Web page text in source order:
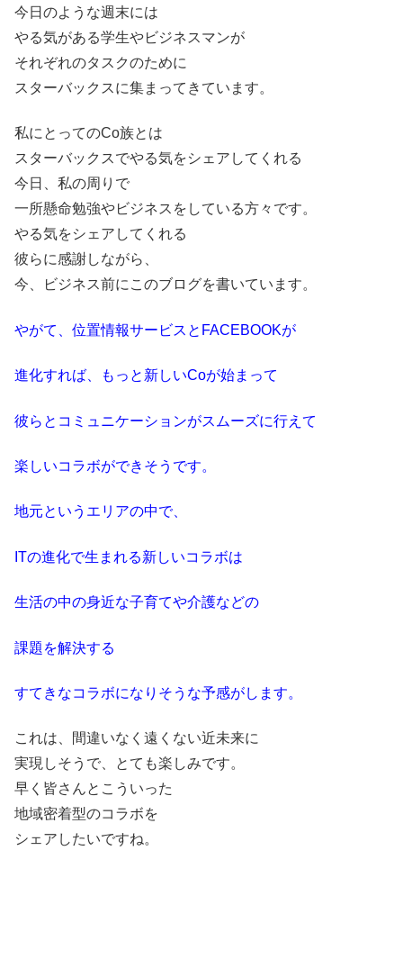
今日のような週末には
やる気がある学生やビジネスマンが
それぞれのタスクのために
スターバックスに集まってきています。
私にとってのCo族とは
スターバックスでやる気をシェアしてくれる
今日、私の周りで
一所懸命勉強やビジネスをしている方々です。
やる気をシェアしてくれる
彼らに感謝しながら、
今、ビジネス前にこのブログを書いています。
やがて、位置情報サービスとFACEBOOKが
進化すれば、もっと新しいCoが始まって
彼らとコミュニケーションがスムーズに行えて
楽しいコラボができそうです。
地元というエリアの中で、
ITの進化で生まれる新しいコラボは
生活の中の身近な子育てや介護などの
課題を解決する
すてきなコラボになりそうな予感がします。
これは、間違いなく遠くない近未来に
実現しそうで、とても楽しみです。
早く皆さんとこういった
地域密着型のコラボを
シェアしたいですね。